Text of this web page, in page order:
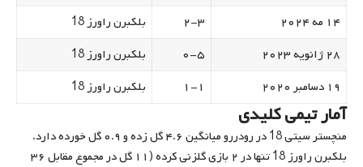
۱۴ مه ۲۰۲۴
۲-۳
بلکبرن راورز 18
۲۸ ژانویه ۲۰۲۳
۰-۵
بلکبرن راورز 18
۱۹ دسامبر ۲۰۲۰
۱-۱ بلکبرن راورز 18
آمار تیمی کلیدی
منچستر سیتی 18 در رودررو میانگین ۴.۶ گل زده و ۰.۹ گل خورده دارد.
بلکبرن راورز 18 تنها در ۲ بازی گلزنی کرده (۱۱ گل در مجموع مقابل ۳۶